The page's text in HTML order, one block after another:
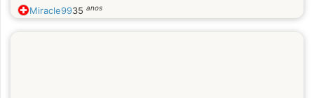
Miracle9935 anos